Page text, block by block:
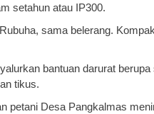
setahun atau IP300.
sama belerang.
bantuan darurat
tikus.
petani Desa Pangkalmas